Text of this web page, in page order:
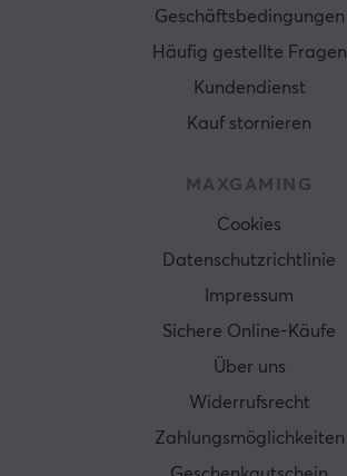
Geschäftsbedingungen
Häufig gestellte Fragen
Kundendienst
Kauf stornieren
MAXGAMING
Cookies
Datenschutzrichtlinie
Impressum
Sichere Online-Käufe
Über uns
Widerrufsrecht
Zahlungsmöglichkeiten